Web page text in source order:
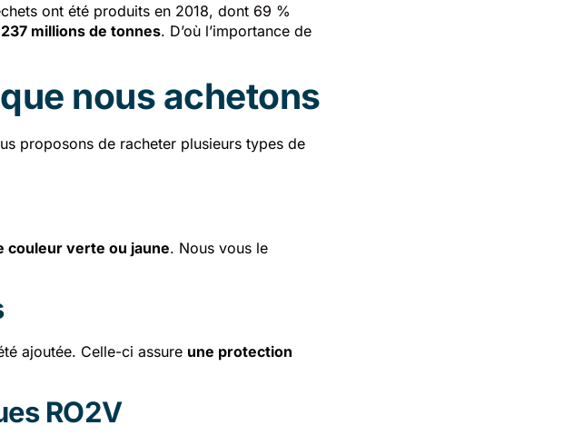
ont été produits en 2018, dont 69 %
237 millions de tonnes. D’où l’importance de
nous achetons
proposons de racheter plusieurs types de
couleur verte ou jaune. Nous vous le
ajoutée. Celle-ci assure une protection
RO2V